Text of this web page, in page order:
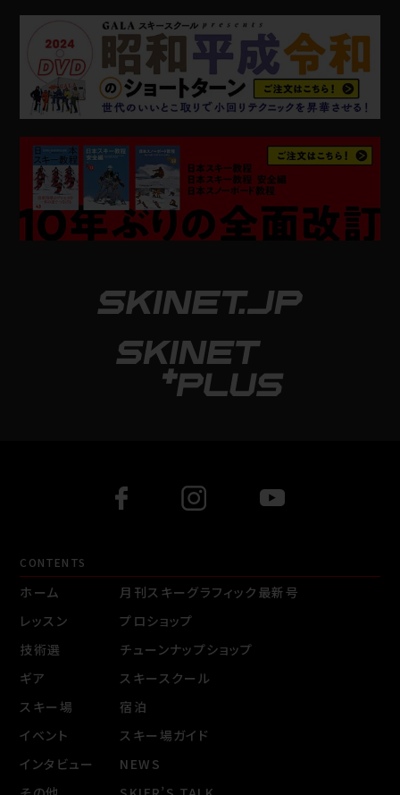
CONTENTS
ホーム
レッスン
技術選
ギア
スキー場
イベント
インタビュー
月刊スキーグラフィック最新号
プロショップ
チューンナップショップ
スキースクール
宿泊
スキー場ガイド
NEWS